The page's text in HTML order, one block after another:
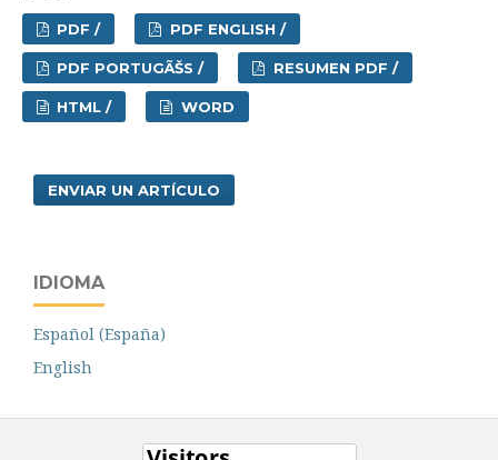
PDF / PDF ENGLISH /
PDF PORTUGÃŠS / RESUMEN PDF /
HTML / WORD
ENVIAR UN ARTÍCULO
IDIOMA
Español (España)
English